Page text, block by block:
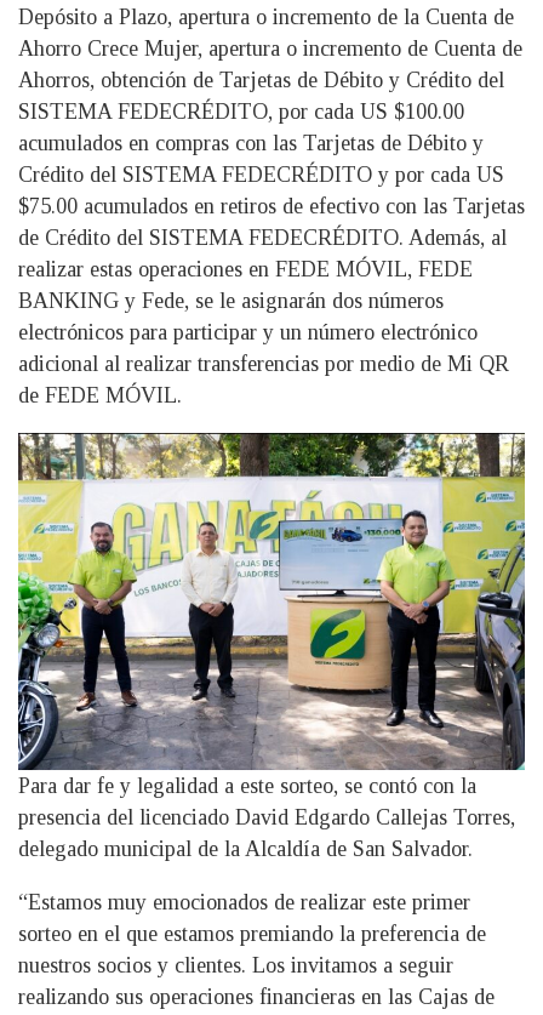
Depósito a Plazo, apertura o incremento de la Cuenta de
Ahorro Crece Mujer, apertura o incremento de Cuenta de
Ahorros, obtención de Tarjetas de Débito y Crédito del
SISTEMA FEDECRÉDITO, por cada US $100.00
acumulados en compras con las Tarjetas de Débito y
Crédito del SISTEMA FEDECRÉDITO y por cada US
$75.00 acumulados en retiros de efectivo con las Tarjetas
de Crédito del SISTEMA FEDECRÉDITO. Además, al
realizar estas operaciones en FEDE MÓVIL, FEDE
BANKING y Fede, se le asignarán dos números
electrónicos para participar y un número electrónico
adicional al realizar transferencias por medio de Mi QR
de FEDE MÓVIL.
Para dar fe y legalidad a este sorteo, se contó con la
presencia del licenciado David Edgardo Callejas Torres,
delegado municipal de la Alcaldía de San Salvador.
“Estamos muy emocionados de realizar este primer
sorteo en el que estamos premiando la preferencia de
nuestros socios y clientes. Los invitamos a seguir
realizando sus operaciones financieras en las Cajas de